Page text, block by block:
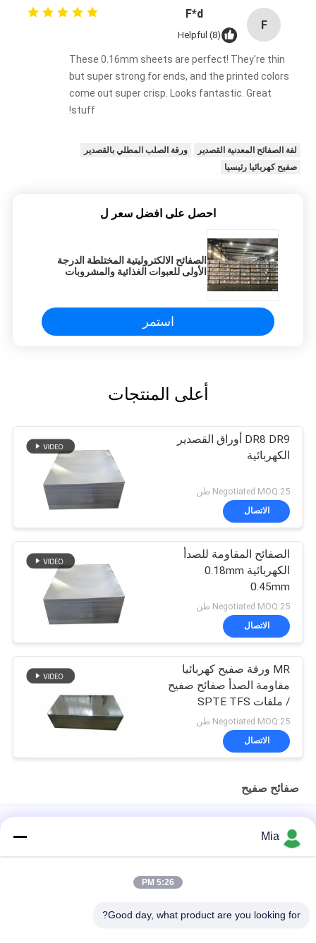
F
F*d
Helpful (8)
These 0.16mm sheets are perfect! They're thin
but super strong for ends, and the printed colors
come out super crisp. Looks fantastic. Great
stuff!
لفة الصفائح المعدنية القصدير
ورقة الصلب المطلي بالقصدير
صفيح كهربائيا رئيسيا
احصل على افضل سعر ل
الصفائح الالكتروليتية المختلطة الدرجة
الأولى للعبوات الغذائية والمشروبات
استمر
أعلى المنتجات
DR8 DR9 أوراق القصدير
الكهربائية
Negotiated MOQ:25 طن
الاتصال
الصفائح المقاومة للصدأ
الكهربائية 0.18mm
0.45mm
Negotiated MOQ:25 طن
الاتصال
MR ورقة صفيح كهربائيا
مقاومة الصدأ صفائح صفيح
/ ملفات SPTE TFS
Negotiated MOQ:25 طن
الاتصال
صفائح صفيح
2.8/2.8g/m2 الطلاء
للصدأ
Mia
5:26 PM
Good day, what product are you looking for?